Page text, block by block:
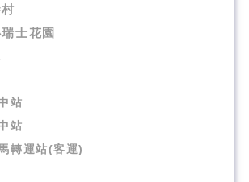
士花園
站
站
轉運站(客運)